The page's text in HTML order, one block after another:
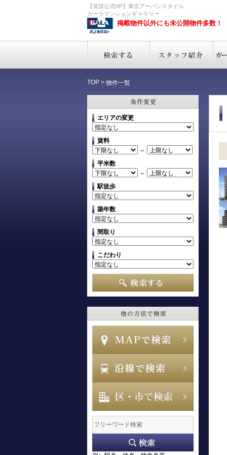
【賃貸公式HP】東京アーバンスタイル
ガーラマンションギャラリー
掲載物件以外にも未公開物件多数！
TOP > 物件一覧
エリアの変更
賃料
～
平米数
～
駅徒歩
築年数
間取り
こだわり